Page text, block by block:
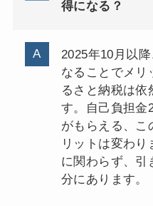
得になる？
2025年10月以
なることでメリ
るさと納税は依
す。自己負担金
がもらえる、こ
リットは変わ
に関わらず、引
分にあります。